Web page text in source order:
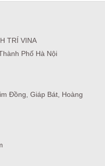
TRÍ VINA
Phố Hà Nội
Đồng, Giáp Bát, Hoàng